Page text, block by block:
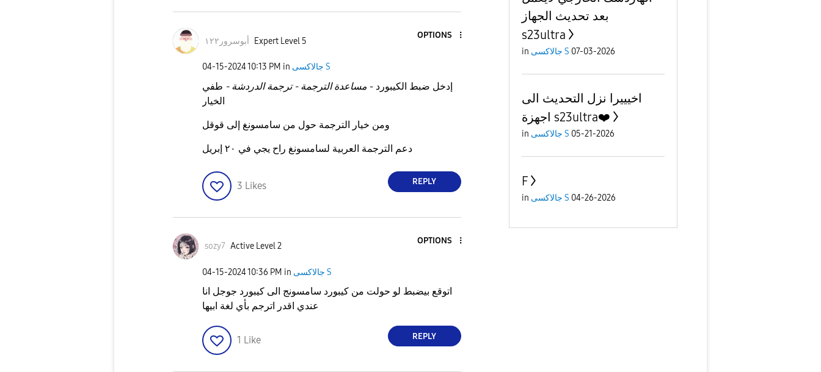
أبوسرور١٢٢ Expert Level 5
OPTIONS
‎04-15-202410:13 PM in جالاكسى S
إدخل ضبط الكيبورد - مساعدة الترجمة - ترجمة الدردشة - طفي
الخيار
ومن خيار الترجمة حول من سامسونغ إلى قوقل
3 Likes REPLY
sozy7 Active Level 2
OPTIONS
‎04-15-202410:36 PM in جالاكسى S
اتوقع بيضبط لو حولت من كيبورد سامسونج الى كيبورد جوجل انا
عندي اقدر اترجم بأي لغة ابيها
1 Like REPLY
بعد تحديث الجهاز
s23ultra
in جالاكسى S 07-03-2026
اخيييرا نزل التحديث الى
اجهزة s23ultra❤️
in جالاكسى S 05-21-2026
F
in جالاكسى S 04-26-2026